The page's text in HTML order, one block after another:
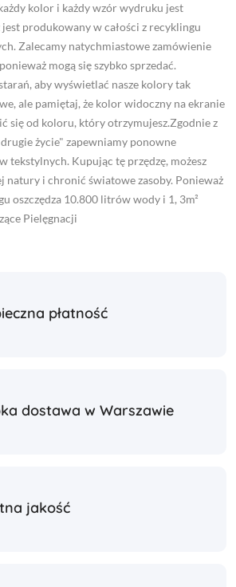
kolor i każdy wzór wydruku jest
produkowany w całości z recyklingu
Zalecamy natychmiastowe zamówienie
mogą się szybko sprzedać.
aby wyświetlać nasze kolory tak
ale pamiętaj, że kolor widoczny na ekranie
się od koloru, który otrzymujesz.Zgodnie z
życie" zapewniamy ponowne
tekstylnych. Kupując tę przędzę, możesz
natury i chronić światowe zasoby. Ponieważ
oszczędza 10.800 litrów wody i 1, 3m²
Pielęgnacji
płatność
dostawa w Warszawie
jakość